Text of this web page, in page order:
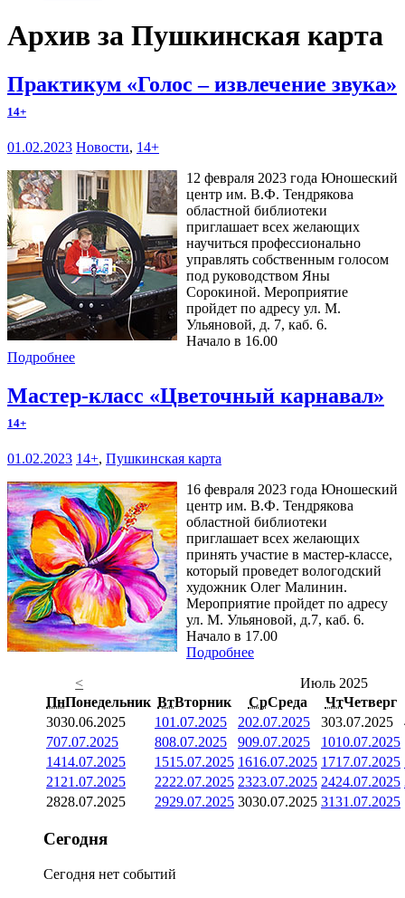
Архив за Пушкинская карта
Практикум «Голос – извлечение звука»
14+
01.02.2023 Новости, 14+
12 февраля 2023 года Юношеский
центр им. В.Ф. Тендрякова
областной библиотеки
приглашает всех желающих
научиться профессионально
управлять собственным голосом
под руководством Яны
Сорокиной. Мероприятие
пройдет по адресу ул. М.
Ульяновой, д. 7, каб. 6.
Начало в 16.00
Подробнее
Мастер-класс «Цветочный карнавал»
14+
01.02.2023 14+, Пушкинская карта
16 февраля 2023 года Юношеский
центр им. В.Ф. Тендрякова
областной библиотеки
приглашает всех желающих
принять участие в мастер-классе,
который проведет вологодский
художник Олег Малинин.
Мероприятие пройдет по адресу
ул. М. Ульяновой, д.7, каб. 6.
Начало в 17.00
Подробнее
<
Июль 2025
ПнПонедельник ВтВторник СрСреда ЧтЧетверг
3030.06.2025 101.07.2025 202.07.2025 303.07.2025
707.07.2025 808.07.2025 909.07.2025 1010.07.2025
1414.07.2025 1515.07.2025 1616.07.2025 1717.07.2025
21 21.07.2025 2222.07.2025 2323.07.2025 2424.07.2025
2828.07.2025 2929.07.2025 3030.07.2025 3131.07.2025
Сегодня
Сегодня нет событий